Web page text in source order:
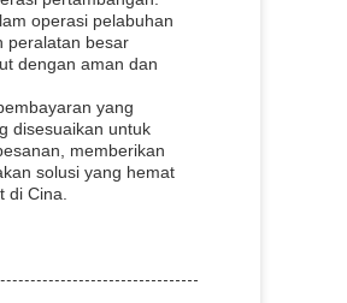
operasi pelabuhan
peralatan besar
dengan aman dan
yang
disesuaikan untuk
memberikan
solusi yang hemat
Cina.